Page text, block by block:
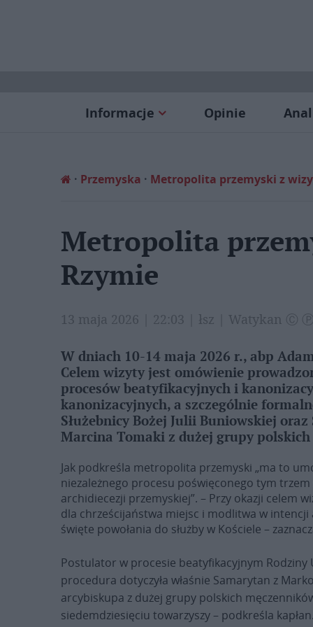
Informacje Opinie
Przemyska Metropolita przemyski z
Metropolita
Rzymie
13 maja 2026 | 22:03 | łsz | Watykan Ⓒ Ⓟ
W dniach 10-14 maja 2026 r., abp
Celem wizyty jest omówienie
procesów beatyfikacyjnych i
kanonizacyjnych, a szczególnie
Służebnicy Bożej Julii Buniowskiej
Marcina Tomaki z dużej grupy
Jak podkreśla metropolita przemyski „ma to
niezależnego procesu poświęconego tym
archidiecezji przemyskiej”. – Przy okazji celem
dla chrześcijaństwa miejsc i modlitwa w
święte powołania do służby w Kościele –
Postulator w procesie beatyfikacyjnym Rodziny
procedura dotyczyła właśnie Samarytan z
arcybiskupa z dużej grupy polskich
siedemdziesięciu towarzyszy – podkreśla